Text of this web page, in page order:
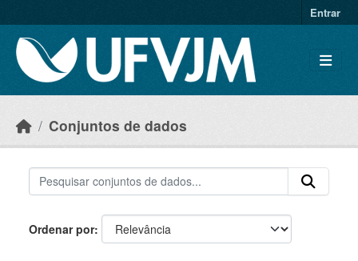
Entrar
Conjuntos de dados
Ordenar por